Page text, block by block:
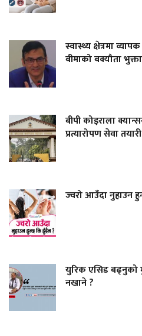
स्वास्थ्य क्षेत्रमा
बीमाको बक्यौता
बीपी कोइराला
प्रत्यारोपण सेवा
ज्वरो आउँदा नुहाउन
युरिक एसिड
नखाने ?